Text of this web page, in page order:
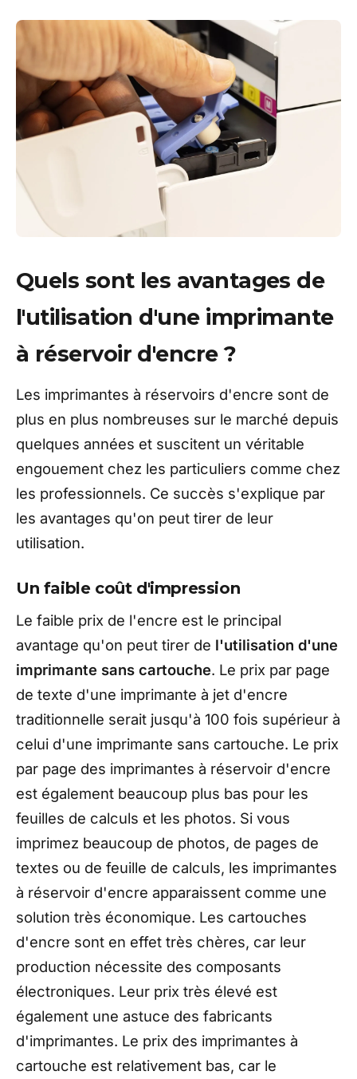
Quels sont les avantages de
l'utilisation d'une imprimante
à réservoir d'encre ?
Les imprimantes à réservoirs d'encre sont de
plus en plus nombreuses sur le marché depuis
quelques années et suscitent un véritable
engouement chez les particuliers comme chez
les professionnels. Ce succès s'explique par
les avantages qu'on peut tirer de leur
utilisation.
Un faible coût d'impression
Le faible prix de l'encre est le principal
avantage qu'on peut tirer de l'utilisation d'une
imprimante sans cartouche. Le prix par page
de texte d'une imprimante à jet d'encre
traditionnelle serait jusqu'à 100 fois supérieur à
celui d'une imprimante sans cartouche. Le prix
par page des imprimantes à réservoir d'encre
est également beaucoup plus bas pour les
feuilles de calculs et les photos. Si vous
imprimez beaucoup de photos, de pages de
textes ou de feuille de calculs, les imprimantes
à réservoir d'encre apparaissent comme une
solution très économique. Les cartouches
d'encre sont en effet très chères, car leur
production nécessite des composants
électroniques. Leur prix très élevé est
également une astuce des fabricants
d'imprimantes. Le prix des imprimantes à
cartouche est relativement bas, car le